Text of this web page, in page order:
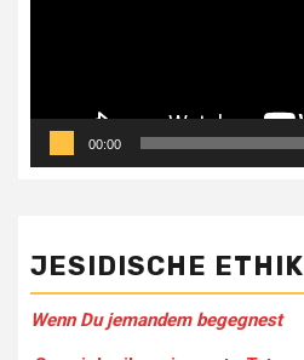
00:00
JESIDISCHE ETHIK
Wenn Du jemandem be­gegnest